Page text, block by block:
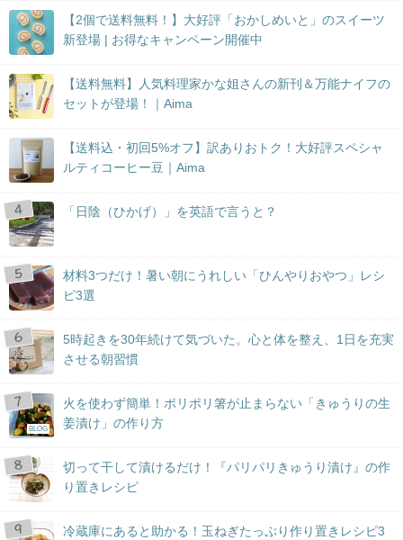
【2個で送料無料！】大好評「おかしめいと」のスイーツ
新登場 | お得なキャンペーン開催中
【送料無料】人気料理家かな姐さんの新刊＆万能ナイフの
セットが登場！｜Aima
【送料込・初回5%オフ】訳ありおトク！大好評スペシャ
ルティコーヒー豆｜Aima
「日陰（ひかげ）」を英語で言うと？
材料3つだけ！暑い朝にうれしい「ひんやりおやつ」レシ
ピ3選
5時起きを30年続けて気づいた。心と体を整え、1日を充実
させる朝習慣
BLOG
火を使わず簡単！ポリポリ箸が止まらない「きゅうりの生
姜漬け」の作り方
切って干して漬けるだけ！『パリパリきゅうり漬け』の作
り置きレシピ
冷蔵庫にあると助かる！玉ねぎたっぷり作り置きレシピ3